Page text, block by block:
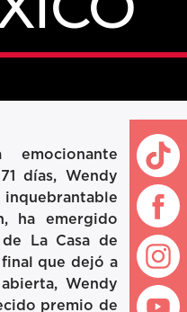
días, Wendy
ha emergido
La Casa de
final que dejó a
Wendy
premio de